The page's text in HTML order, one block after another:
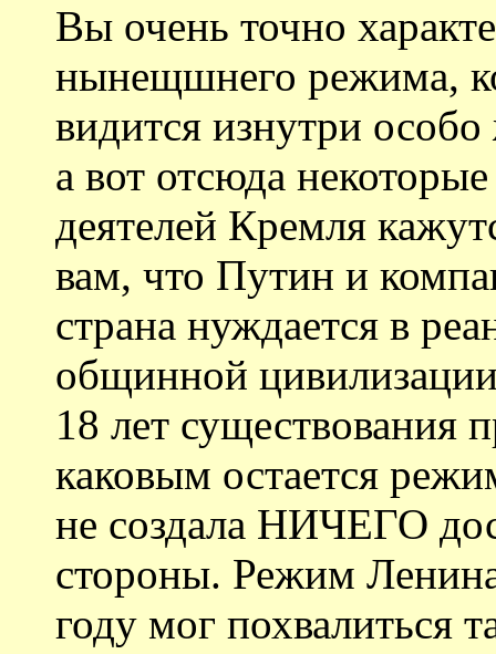
Вы очень точно
нынещшнего режима,
видится изнутри
а вот отсюда
деятелей Кремля
вам, что Путин и
страна нуждается в
общинной
18 лет существования
каковым остается
не создала НИЧЕГО
стороны. Режим
году мог похвалиться